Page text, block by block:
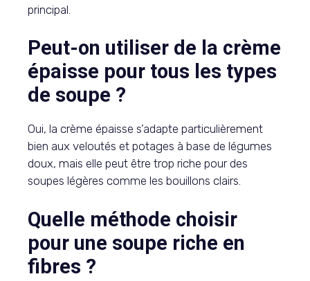
principal.
Peut-on utiliser de la crème
épaisse pour tous les types
de soupe ?
Oui, la crème épaisse s’adapte particulièrement
bien aux veloutés et potages à base de légumes
doux, mais elle peut être trop riche pour des
soupes légères comme les bouillons clairs.
Quelle méthode choisir
pour une soupe riche en
fibres ?